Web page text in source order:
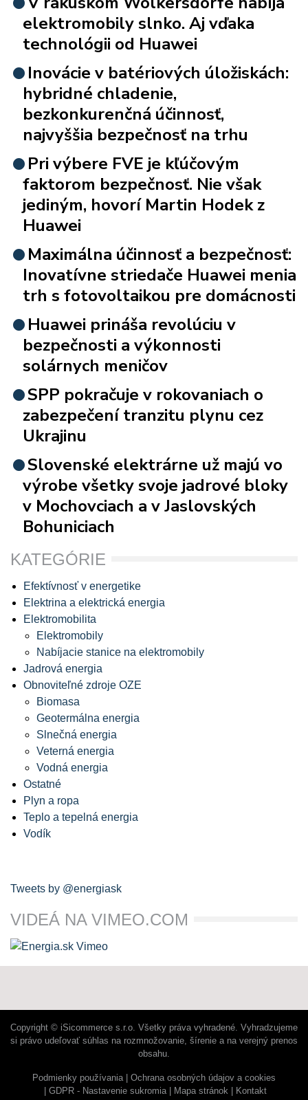
elektromobily slnko. Aj vďaka
technológii od Huawei
Inovácie v batériových úložiskách:
hybridné chladenie,
bezkonkurenčná účinnosť,
najvyššia bezpečnosť na trhu
Pri výbere FVE je kľúčovým
faktorom bezpečnosť. Nie však
jediným, hovorí Martin Hodek z
Huawei
Maximálna účinnosť a bezpečnosť:
Inovatívne striedače Huawei menia
trh s fotovoltaikou pre domácnosti
Huawei prináša revolúciu v
bezpečnosti a výkonnosti
solárnych meničov
SPP pokračuje v rokovaniach o
zabezpečení tranzitu plynu cez
Ukrajinu
Slovenské elektrárne už majú vo
výrobe všetky svoje jadrové bloky
v Mochovciach a v Jaslovských
Bohuniciach
KATEGÓRIE
Efektívnosť v energetike
Elektrina a elektrická energia
Elektromobilita
Elektromobily
Nabíjacie stanice na elektromobily
Jadrová energia
Obnoviteľné zdroje OZE
Biomasa
Geotermálna energia
Slnečná energia
Veterná energia
Vodná energia
Ostatné
Plyn a ropa
Teplo a tepelná energia
Vodík
Tweets by @energiask
VIDEÁ NA VIMEO.COM
Copyright © iSicommerce s.r.o. Všetky práva vyhradené. Vyhradzujeme
si právo udeľovať súhlas na rozmnožovanie, šírenie a na verejný prenos
obsahu.
Podmienky používania
Ochrana osobných údajov a cookies
GDPR - Nastavenie sukromia
Mapa stránok Kontakt